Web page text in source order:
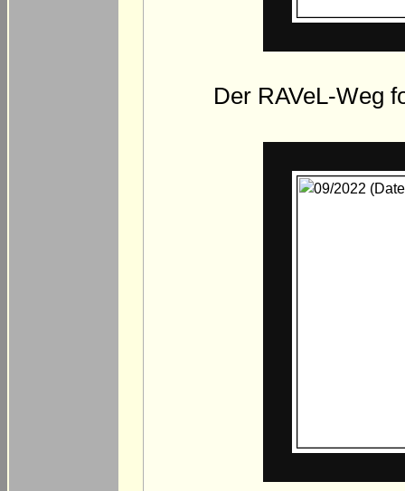
Der RAVeL-Weg